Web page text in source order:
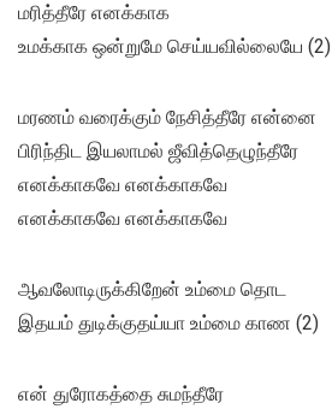
மரித்தீரே எனக்காக
உமக்காக ஒன்றுமே செய்யவில்லையே (2)
மரணம் வரைக்கும் நேசித்தீரே என்னை
பிரிந்திட இயலாமல் ஜீவித்தெழுந்தீரே
எனக்காகவே எனக்காகவே
எனக்காகவே எனக்காகவே
ஆவலோடிருக்கிறேன் உம்மை தொட
இதயம் துடிக்குதய்யா உம்மை காண (2)
என் துரோகத்தை சுமந்தீரே